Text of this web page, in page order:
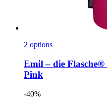
2 options
Emil – die Flasche®
Pink
-40%